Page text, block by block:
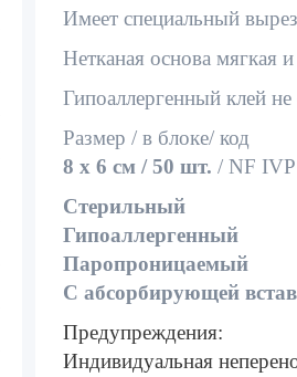
Имеет специальный
Нетканая основа мягкая
Гипоаллергенный клей не
Размер / в блоке/ код
8 x 6 cм / 50 шт. / NF
Cтерильный
Гипоаллергенный
Паропроницаемый
С абсорбирующей
Предупреждения:
Индивидуальная